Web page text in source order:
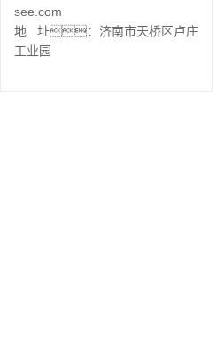
see.com
地 址：济南市天桥区卢庄
工业园